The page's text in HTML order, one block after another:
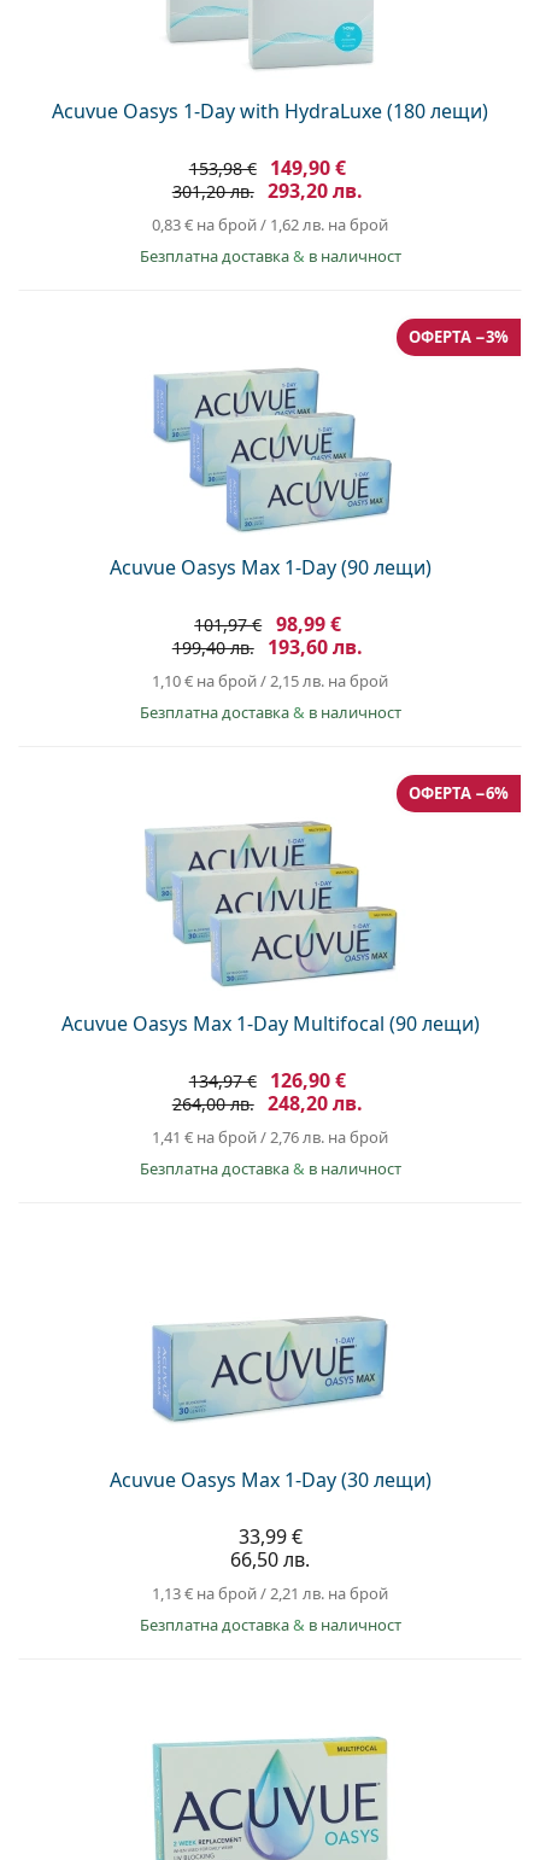
Acuvue Oasys 1-Day with HydraLuxe (180 лещи)
153,98 € 149,90 €
301,20 лв. 293,20 лв.
0,83 € на брой/ 1,62 лв. на брой
Безплатна доставка& в наличност
Acuvue Oasys Max 1-Day (90 лещи)
ОФЕРТА −3%
101,97 € 98,99 €
199,40 лв. 193,60 лв.
1,10 € на брой/ 2,15 лв. на брой
Безплатна доставка& в наличност
Acuvue Oasys Max 1-Day Multifocal (90 лещи)
ОФЕРТА −6%
134,97 € 126,90 €
264,00 лв. 248,20 лв.
1,41 € на брой/ 2,76 лв. на брой
Безплатна доставка& в наличност
Acuvue Oasys Max 1-Day (30 лещи)
33,99 €
66,50 лв.
1,13 € на брой/ 2,21 лв. на брой
Безплатна доставка& в наличност